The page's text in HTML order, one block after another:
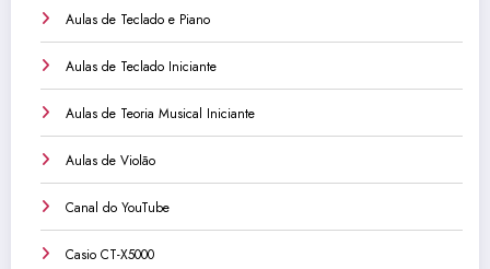
Aulas de Teclado e Piano
Aulas de Teclado Iniciante
Aulas de Teoria Musical Iniciante
Aulas de Violão
Canal do YouTube
Casio CT-X5000